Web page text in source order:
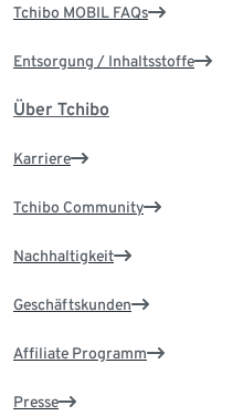
Tchibo MOBIL FAQs
Entsorgung / Inhaltsstoffe
Über Tchibo
Karriere
Tchibo Community
Nachhaltigkeit
Geschäftskunden
Affiliate Programm
Presse